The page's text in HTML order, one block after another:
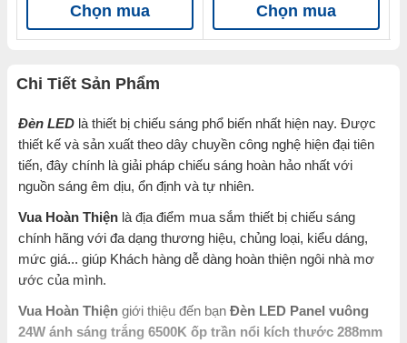
Chọn mua Chọn mua
Chi Tiết Sản Phẩm
Đèn LED là thiết bị chiếu sáng phổ biến nhất hiện nay. Được
thiết kế và sản xuất theo dây chuyền công nghệ hiện đại tiên
tiến, đây chính là giải pháp chiếu sáng hoàn hảo nhất với
nguồn sáng êm dịu, ổn định và tự nhiên.
Vua Hoàn Thiện là địa điểm mua sắm thiết bị chiếu sáng
chính hãng với đa dạng thương hiệu, chủng loại, kiểu dáng,
mức giá... giúp Khách hàng dễ dàng hoàn thiện ngôi nhà mơ
ước của mình.
Vua Hoàn Thiện giới thiệu đến bạn Đèn LED Panel vuông
24W ánh sáng trắng 6500K ốp trần nổi kích thước 288mm